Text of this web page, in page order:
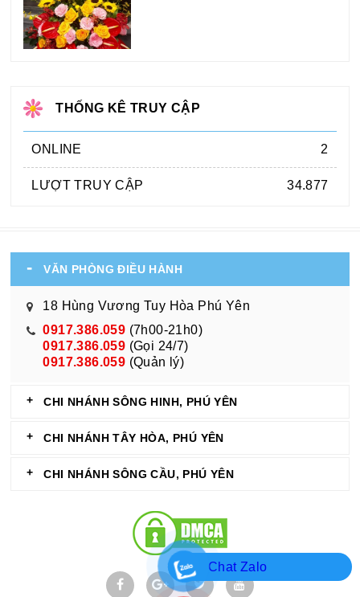
THỐNG KÊ TRUY CẬP
ONLINE 2
LƯỢT TRUY CẬP 34.877
VĂN PHÒNG ĐIỀU HÀNH
18 Hùng Vương Tuy Hòa Phú Yên
0917.386.059 (7h00-21h0)
0917.386.059 (Gọi 24/7)
0917.386.059 (Quản lý)
CHI NHÁNH SÔNG HINH, PHÚ YÊN
CHI NHÁNH TÂY HÒA, PHÚ YÊN
CHI NHÁNH SÔNG CẦU, PHÚ YÊN
Chat Zalo